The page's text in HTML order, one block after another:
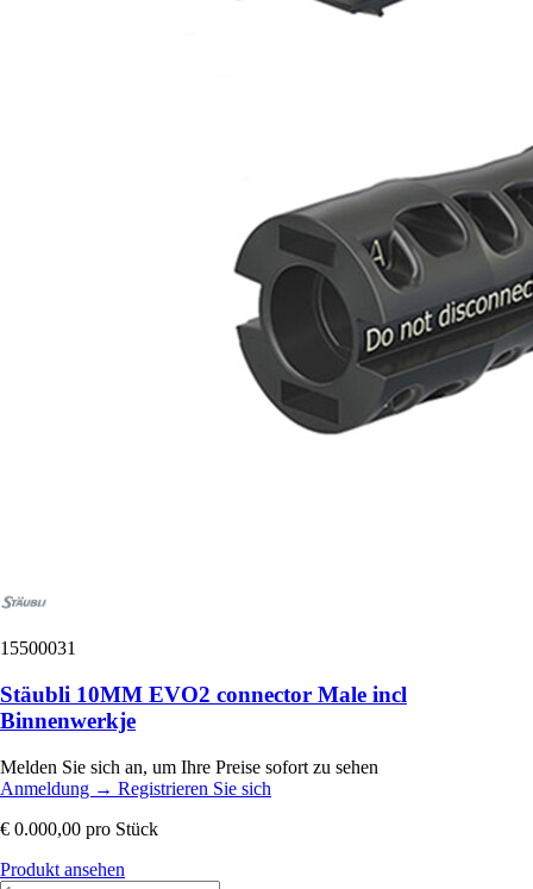
15500031
Stäubli 10MM EVO2 connector Male incl
Binnenwerkje
Melden Sie sich an, um Ihre Preise sofort zu sehen
Anmeldung → Registrieren Sie sich
€ 0.000,00 pro Stück
Produkt ansehen